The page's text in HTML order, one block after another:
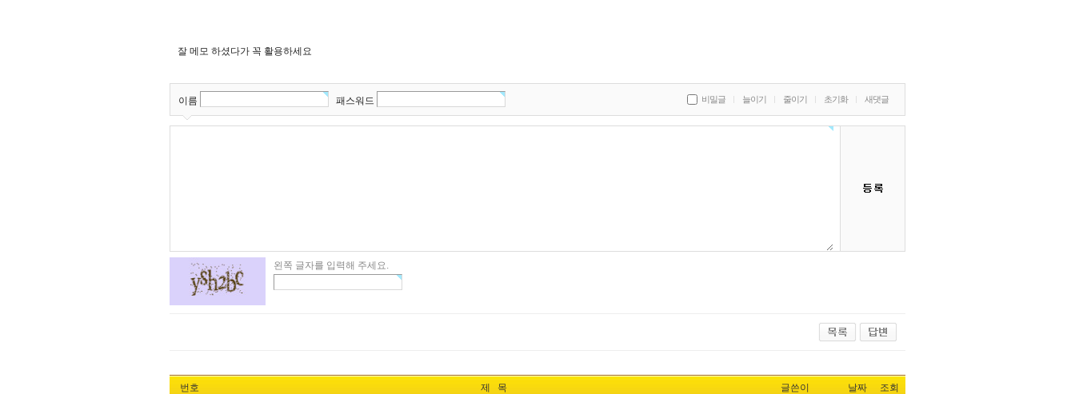
잘 메모 하셨다가 꼭 활용하세요
이름 패스워드 비밀글 늘이기 줄이기 초기화 새댓글
왼쪽 글자를 입력해 주세요.
번호 제 목 글쓴이 날짜 조회